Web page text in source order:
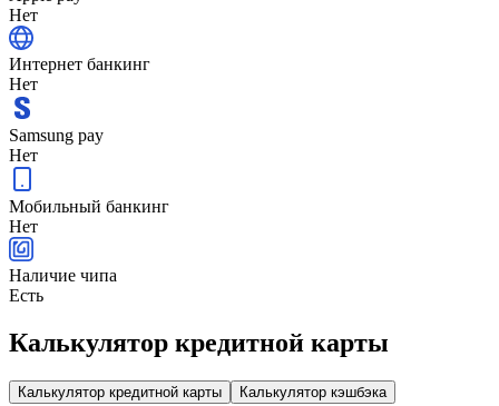
Нет
Интернет банкинг
Нет
Samsung pay
Нет
Мобильный банкинг
Нет
Наличие чипа
Есть
Калькулятор кредитной карты
Калькулятор кредитной карты Калькулятор кэшбэка